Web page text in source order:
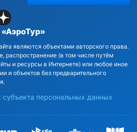
являются объектами авторского права.
распространение (в том числе путём
и ресурсы в Интернете) или любое иное
и объектов без предварительного
персональных данных